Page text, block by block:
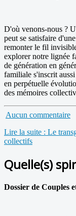
D'où venons-nous ?
peut se satisfaire
remonter le fil
explorer notre lignée
de génération en
familiale s'inscrit
en perpétuelle
des mémoires
Aucun commentaire
Lire la suite : Le
collectifs
Quelle(s)
Dossier de Couples